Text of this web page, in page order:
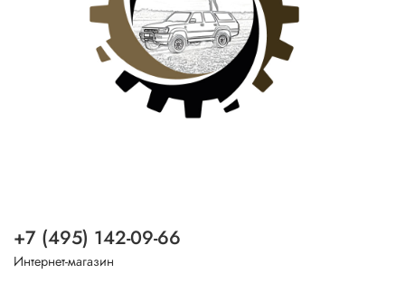
+7 (495) 142-09-66
Интернет-магазин